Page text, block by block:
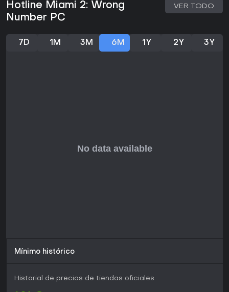
ambiciosa narrativa, aunque hay divisiones sobre el diseño
de niveles y la dificultad. Críticos y jugadores alaban su
M|O|O|N y Perturbator, que potencia la atmósfera intensa.
El juego ha llegado a plataformas como Nintendo Switch,
complejidad narrativa. Sin embargo, si los niveles
Hotline Miami 2: Wrong
Number PC
VER TODO
7D 1M 3M 6M 1Y 2Y 3Y
Mínimo histórico
Historial de precios de tiendas oficiales